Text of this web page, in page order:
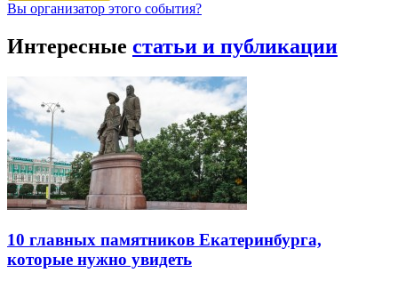
Вы организатор этого события?
Интересные статьи и публикации
10 главных памятников Екатеринбурга,
которые нужно увидеть